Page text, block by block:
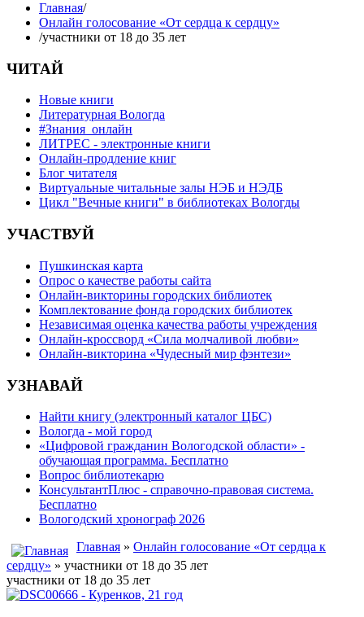
Главная/
Онлайн голосование «От сердца к сердцу»
/участники от 18 до 35 лет
ЧИТАЙ
Новые книги
Литературная Вологда
#Знания_онлайн
ЛИТРЕС - электронные книги
Онлайн-продление книг
Блог читателя
Виртуальные читальные залы НЭБ и НЭДБ
Цикл "Вечные книги" в библиотеках Вологды
УЧАСТВУЙ
Пушкинская карта
Опрос о качестве работы сайта
Онлайн-викторины городских библиотек
Комплектование фонда городских библиотек
Независимая оценка качества работы учреждения
Онлайн-кроссворд «Сила молчаливой любви»
Онлайн-викторина «Чудесный мир фэнтези»
УЗНАВАЙ
Найти книгу (электронный каталог ЦБС)
Вологда - мой город
«Цифровой гражданин Вологодской области» -
обучающая программа. Бесплатно
Вопрос библиотекарю
КонсультантПлюс - справочно-правовая система.
Бесплатно
Вологодский хронограф 2026
Главная » Онлайн голосование «От сердца к
сердцу» » участники от 18 до 35 лет
участники от 18 до 35 лет